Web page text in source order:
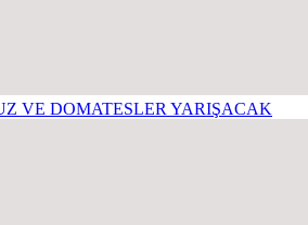
VE DOMATESLER YARIŞACAK